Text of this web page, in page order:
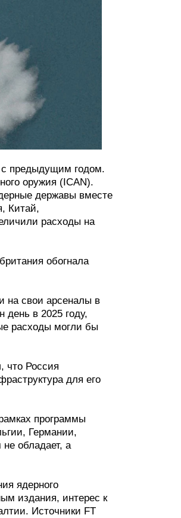
предыдущим годом.
оружия (ICAN).
державы вместе
Китай,
расходы на
обогнала
на свои арсеналы в
в 2025 году,
расходы могли бы
что Россия
для его
программы
Германии,
обладает, а
ядерного
издания, интерес к
Источники FT